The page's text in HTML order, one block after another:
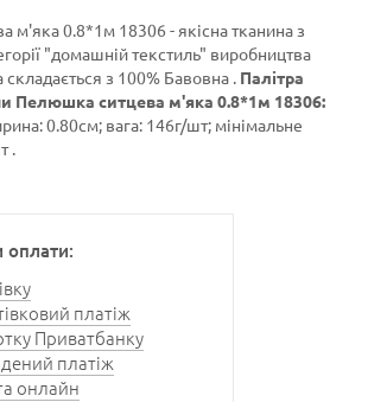
м'яка 0.8*1м 18306 - якісна тканина з
"домашній текстиль" виробництва
з 100% Бавовна . Палітра
Пелюшка ситцева м'яка 0.8*1м 18306:
0.80см; вага: 146г/шт; мінімальне
.
оплати:
платіж
Приватбанку
платіж
онлайн